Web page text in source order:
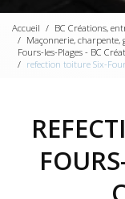
Accueil
BC Créations,
Maçonnerie,
Fours-les-Plages - BC
refection toiture Six-